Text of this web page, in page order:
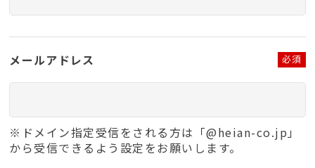
メールアドレス 必須
※ドメイン指定受信をされる方は「@heian-co.jp」
から受信できるよう設定をお願い します。